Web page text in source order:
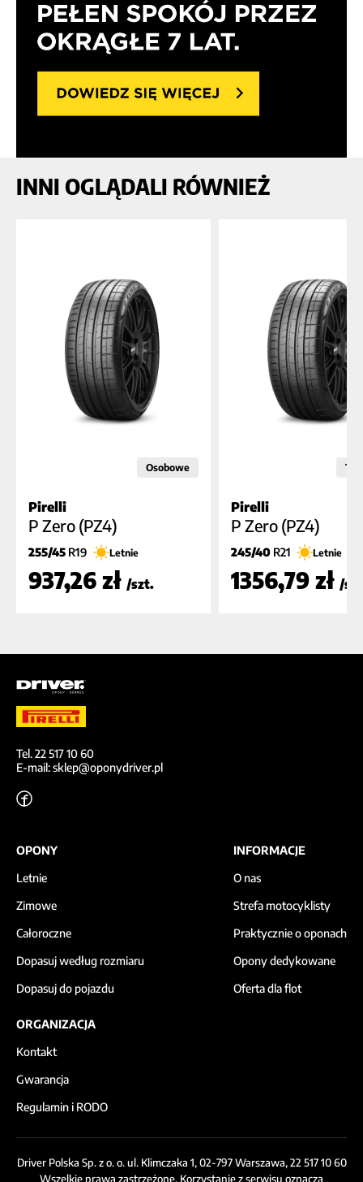
INNI OGLĄDALI RÓWNIEŻ
Osobowe
Pirelli
P Zero (PZ4)
255/45 R19 Letnie
937,26 zł /szt.
Pirelli
P Zero (PZ4)
245/40 R21 Letnie
1356,79 zł /
Tel. 22 517 10 60
E-mail: sklep@oponydriver.pl
OPONY
Letnie
Zimowe
Całoroczne
Dopasuj według rozmiaru
Dopasuj do pojazdu
INFORMACJE
O nas
Strefa motocyklisty
Praktycznie o oponach
Opony dedykowane
Oferta dla flot
ORGANIZACJA
Kontakt
Gwarancja
Regulamin i RODO
Driver Polska Sp. z o. o. ul. Klimczaka 1, 02-797 Warszawa, 22 517 10 60
Wszelkie prawa zastrzeżone. Korzystanie z serwisu oznacza